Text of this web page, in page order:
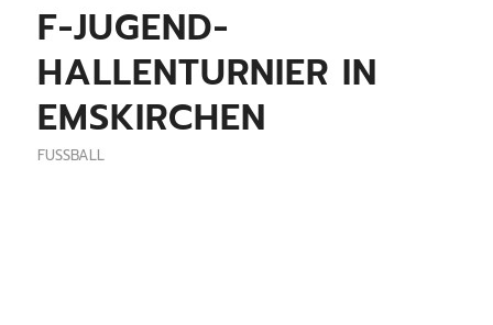
F-JUGEND-
HALLENTURNIER IN
EMSKIRCHEN
FUSSBALL